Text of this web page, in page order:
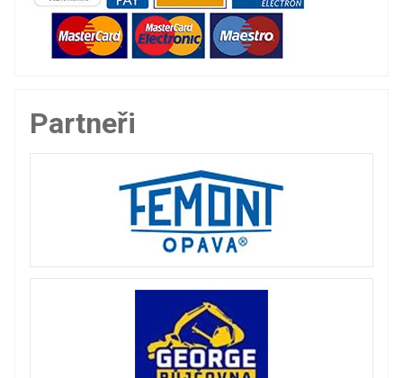
Partneři